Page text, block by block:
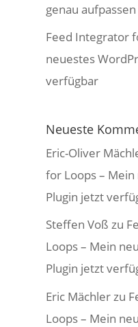
genau aufpassen
Feed Integrator
neuestes
verfügbar
Neueste
Eric-Oliver
for Loops –
Plugin jetzt
Steffen Voß zu
Loops – Mein
Plugin jetzt
Eric Mächlerzu
Loops – Mein